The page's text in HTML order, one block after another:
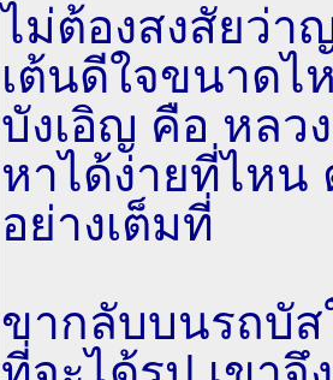
ไม่ต้องสงสัยว่
เต้นดีใจขนาดไ
บังเอิญ คือ หลว
หาได้ง่ายที่ไหน
อย่างเต็มที่
ขากลับบนรถบัส